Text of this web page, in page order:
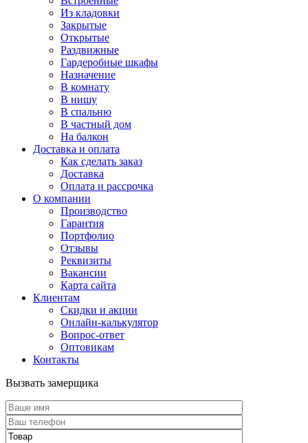
Из кладовки
Закрытые
Открытые
Раздвижные
Гардеробные шкафы
Назначение
В комнату
В нишу
В спальню
В частный дом
На балкон
Доставка и оплата
Как сделать заказ
Доставка
Оплата и рассрочка
О компании
Производство
Гарантия
Портфолио
Отзывы
Реквизиты
Вакансии
Карта сайта
Клиентам
Скидки и акции
Онлайн-калькулятор
Вопрос-ответ
Оптовикам
Контакты
Вызвать замерщика